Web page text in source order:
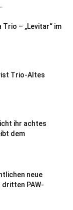
– „Levitar“ im
Trio-Altes
ihr achtes
dem
neue
dritten PAW-